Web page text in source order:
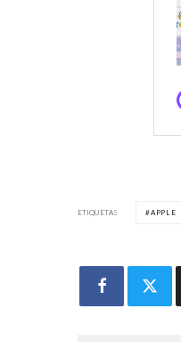
ETIQUETAS APPLE